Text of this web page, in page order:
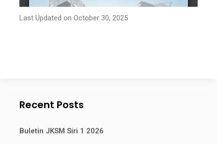
Last Updated on October 30, 2025
Recent Posts
Buletin JKSM Siri 1 2026